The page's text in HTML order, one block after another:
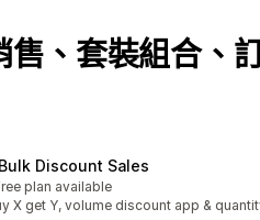
售、套裝組合、
Discount Sales
plan available
X get Y, volume discount app &